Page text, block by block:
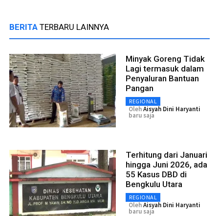
BERITA TERBARU LAINNYA
Minyak Goreng Tidak
Lagi termasuk dalam
Penyaluran Bantuan
Pangan
REGIONAL
OlehAisyah Dini Haryanti
baru saja
Terhitung dari Januari
hingga Juni 2026, ada
55 Kasus DBD di
Bengkulu Utara
REGIONAL
OlehAisyah Dini Haryanti
baru saja